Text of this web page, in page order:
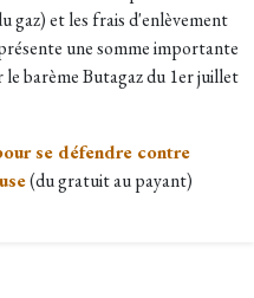
gaz) et les frais d'enlèvement
une somme importante
barème Butagaz du 1er juillet
se défendre contre
(du gratuit au payant)